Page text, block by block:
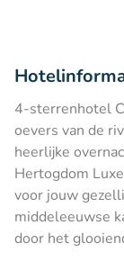
4-sterrenhotel
oevers van de
heerlijke
Hertogdom
voor jouw
middeleeuwse
door het